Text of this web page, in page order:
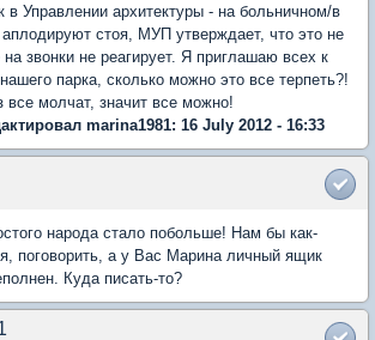
в Управлении архитектуры - на больничном/в
аплодируют стоя, МУП утверждает, что это не
звонки не реагирует. Я приглашаю всех к
парка, сколько можно это все терпеть?!
все молчат, значит все можно!
marina1981: 16 July 2012 - 16:33
народа стало побольше! Нам бы как-
поговорить, а у Вас Марина личный ящик
Куда писать-то?